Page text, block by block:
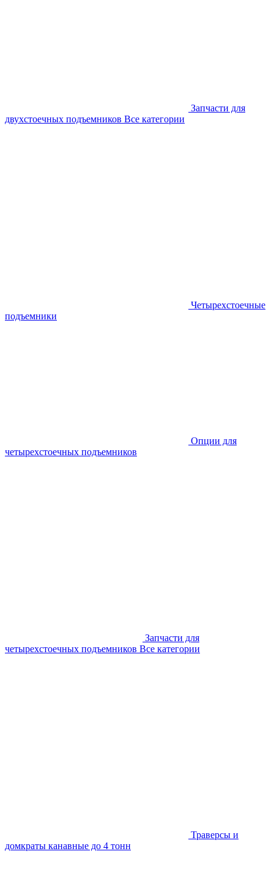
Запчасти для
двухстоечных подъемников Все категории
Четырехстоечные
подъемники
Опции для
четырехстоечных подъемников
Запчасти для
четырехстоечных подъемников Все категории
Траверсы и
домкраты канавные до 4 тонн